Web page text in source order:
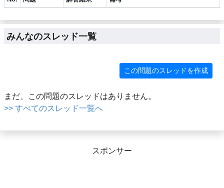
みんなのスレッド一覧
この問題のスレッドを作成
まだ、この問題のスレッドはありません。
>> すべてのスレッド一覧へ
スポンサー